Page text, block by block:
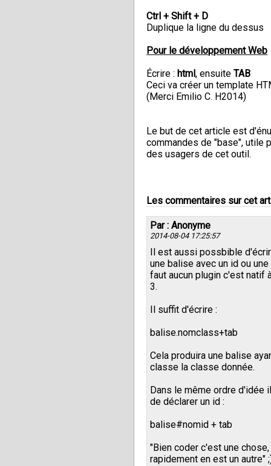
Ctrl + Shift + D
Duplique la ligne du dessus
Pour le développement Web
Écrire : html, ensuiteTAB
Ceci va créer un template
(Merci Emilio C. H2014)
Le but de cet article est
commandes de "base", utile
des usagers de cet outil.
Les commentaires sur cet
Par : Anonyme
2014-08-04 17:25:57
Il est aussi possbible
une balise avec un id ou
faut aucun plugin c'est natif
3.
Il suffit d'écrire :
balise.nomclass+tab
Cela produira une balise
classe la classe donnée.
Dans le même ordre d'idée
de déclarer un id :
balise#nomid + tab
"Bien coder c'est une
rapidement en est un autre"